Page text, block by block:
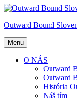
Prejsť
obsah
Outward Bound
Menu
O NÁS
Outward
Outward
História
Náš tím